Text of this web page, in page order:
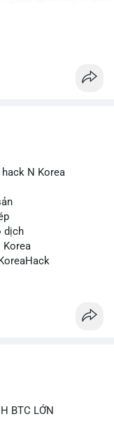
N Korea
dịch
Korea
BTC LỚN